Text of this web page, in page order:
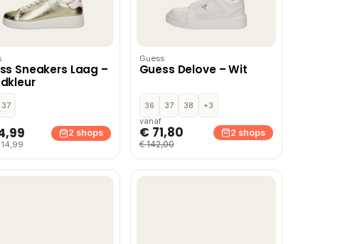
Sneakers Laag –
37
2 shops
Guess
Guess Delove – Wit
36 37 38
+3
vanaf
€ 71,80
€ 142,00
2 shops